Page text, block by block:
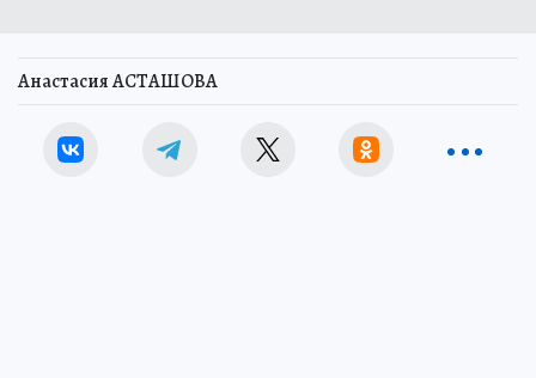
Анастасия АСТАШОВА